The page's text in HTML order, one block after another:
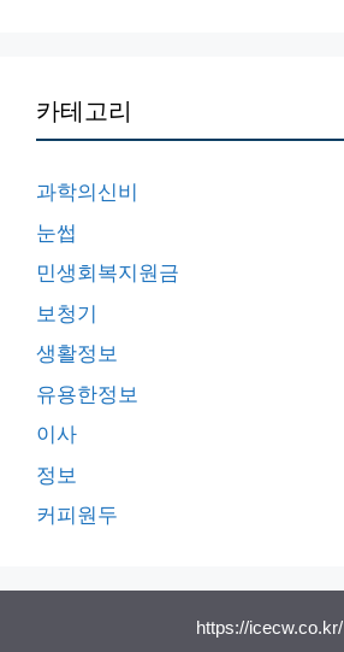
카테고리
과학의신비
눈썹
민생회복지원금
보청기
생활정보
유용한정보
이사
정보
커피원두
https://icecw.co.kr/